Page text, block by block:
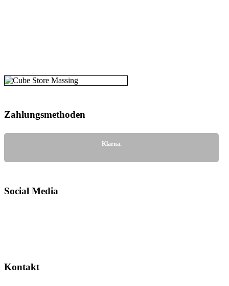
Zahlungs­methoden
Klarna.
Social Media
Kontakt